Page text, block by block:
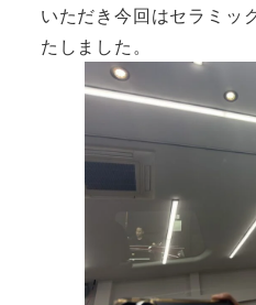
いただき今回はセラミッ
たしました。